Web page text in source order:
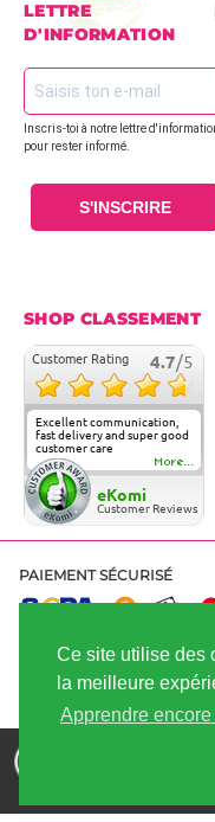
Ce site utilise des
la meilleure
Apprendre
LETTRE
D'INFORMATION
Inscris-toi à notre lettre
pour rester informé.
S'INSCRIRE
SHOP CLASSEMENT
Customer Rating 4.7/5
Excellent communication,
fast delivery and super good
customer care
More...
eKomi
Customer Reviews
PAIEMENT SÉCURISÉ
EXPÉDITION RAPIDE
prix | Copyright ©
Tous les prix